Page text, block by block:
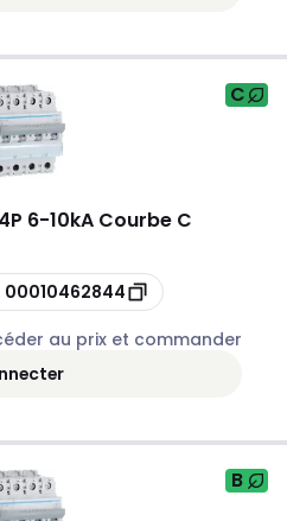
C
6-10kA Courbe C
00010462844
au prix et commander
B